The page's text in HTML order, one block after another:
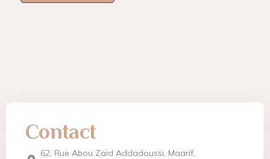
Contact
62, Rue Abou Zaid Addadoussi, Maarif,